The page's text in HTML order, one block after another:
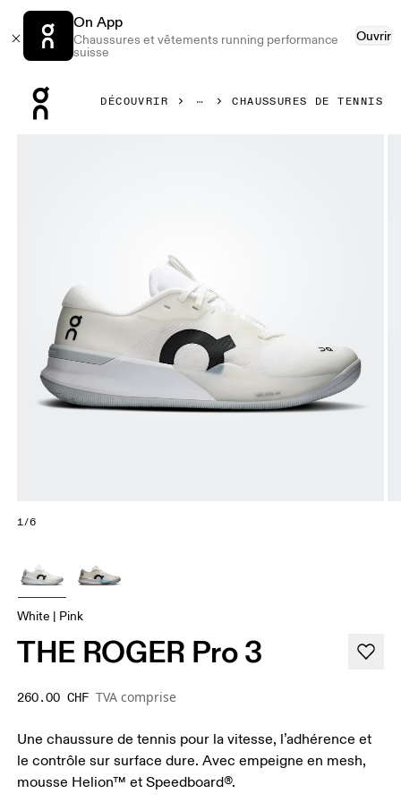
On App
Chaussures et vêtements running performance
suisse
Ouvrir
DÉCOUVRIR CHAUSSURES DE TENNIS
1/6
White | Pink
THE ROGER Pro 3
260.00 CHF TVA comprise
Une chaussure de tennis pour la vitesse, l’adhérence et
le contrôle sur surface dure. Avec empeigne en mesh,
mousse Helion™ et Speedboard®.